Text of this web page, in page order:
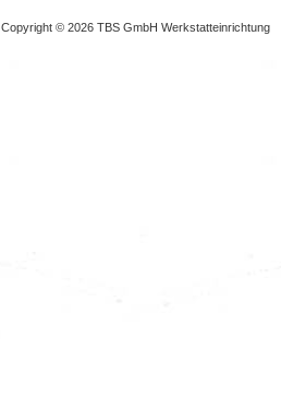
Copyright © 2026 TBS GmbH Werkstatteinrichtung